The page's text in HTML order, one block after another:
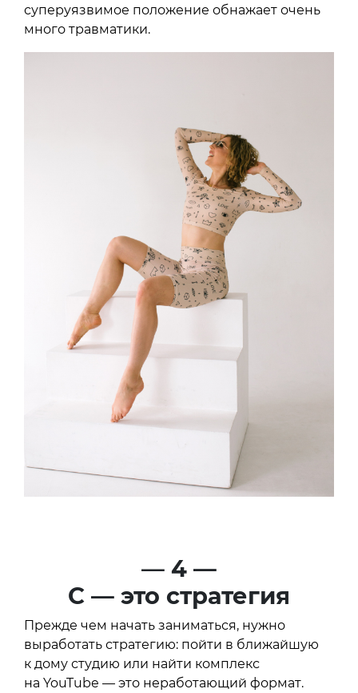
суперуязвимое положение обнажает очень
много травматики.
— 4 —
С — это стратегия
Прежде чем начать заниматься, нужно
выработать стратегию: пойти в ближайшую
к дому студию или найти комплекс
на YouTube — это неработающий формат.